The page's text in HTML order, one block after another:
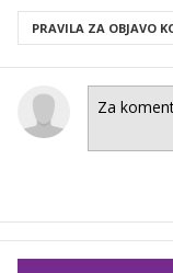
PRAVILA ZA OBJAVO